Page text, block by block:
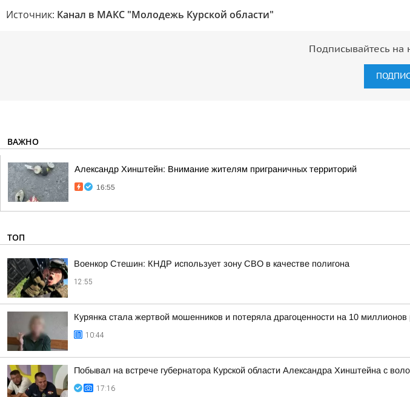
Источник: Канал в МАКС "Молодежь Курской области"
Подписывайтесь на
ВАЖНО
Александр Хинштейн: Внимание жителям приграничных территорий
16:55
ТОП
Военкор Стешин: КНДР использует зону СВО в качестве полигона
12:55
Курянка стала жертвой мошенников и потеряла драгоценности на 10 миллионов
10:44
Побывал на встрече губернатора Курской области Александра Хинштейна с
17:16